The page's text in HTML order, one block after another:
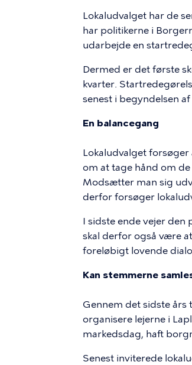
Lokaludvalget har de
har politikerne i
udarbejde en
Dermed er det første
kvarter.
senest i begyndelsen
En balancegang
Lokaludvalget
om at tage hånd om
Modsætter man sig
derfor forsøger
I sidste ende vejer den
skal derfor også være
foreløbigt lovende
Kan stemmerne
Gennem det sidste
organisere lejerne i
markedsdag, haft
Senest inviterede